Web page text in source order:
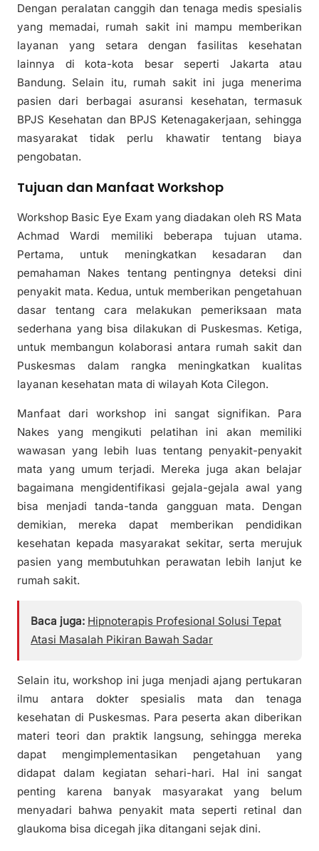
Dengan peralatan canggih dan tenaga medis spesialis
yang memadai, rumah sakit ini mampu memberikan
layanan yang setara dengan fasilitas kesehatan
lainnya di kota-kota besar seperti Jakarta atau
Bandung. Selain itu, rumah sakit ini juga menerima
pasien dari berbagai asuransi kesehatan, termasuk
BPJS Kesehatan dan BPJS Ketenagakerjaan, sehingga
masyarakat tidak perlu khawatir tentang biaya
pengobatan.
Tujuan dan Manfaat Workshop
Workshop Basic Eye Exam yang diadakan oleh RS Mata
Achmad Wardi memiliki beberapa tujuan utama.
Pertama, untuk meningkatkan kesadaran dan
pemahaman Nakes tentang pentingnya deteksi dini
penyakit mata. Kedua, untuk memberikan pengetahuan
dasar tentang cara melakukan pemeriksaan mata
sederhana yang bisa dilakukan di Puskesmas. Ketiga,
untuk membangun kolaborasi antara rumah sakit dan
Puskesmas dalam rangka meningkatkan kualitas
layanan kesehatan mata di wilayah Kota Cilegon.
Manfaat dari workshop ini sangat signifikan. Para
Nakes yang mengikuti pelatihan ini akan memiliki
wawasan yang lebih luas tentang penyakit-penyakit
mata yang umum terjadi. Mereka juga akan belajar
bagaimana mengidentifikasi gejala-gejala awal yang
bisa menjadi tanda-tanda gangguan mata. Dengan
demikian, mereka dapat memberikan pendidikan
kesehatan kepada masyarakat sekitar, serta merujuk
pasien yang membutuhkan perawatan lebih lanjut ke
rumah sakit.
Baca juga: Hipnoterapis Profesional Solusi Tepat
Atasi Masalah Pikiran Bawah Sadar
Selain itu, workshop ini juga menjadi ajang pertukaran
ilmu antara dokter spesialis mata dan tenaga
kesehatan di Puskesmas. Para peserta akan diberikan
materi teori dan praktik langsung, sehingga mereka
dapat mengimplementasikan pengetahuan yang
didapat dalam kegiatan sehari-hari. Hal ini sangat
penting karena banyak masyarakat yang belum
menyadari bahwa penyakit mata seperti retinal dan
glaukoma bisa dicegah jika ditangani sejak dini.